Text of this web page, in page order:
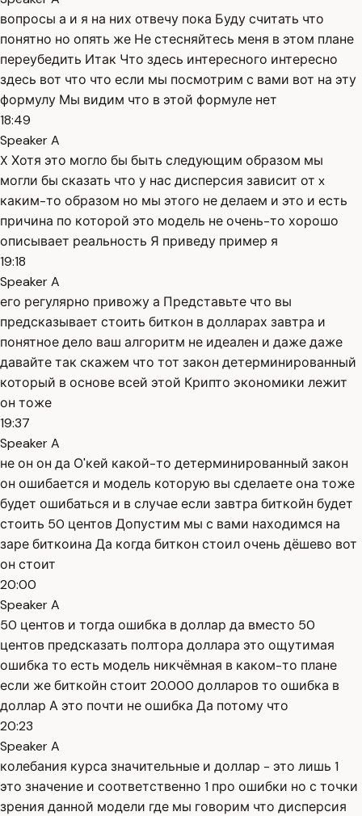
вопросы а и я на них отвечу пока Буду считать что
понятно но опять же Не стесняйтесь меня в этом плане
переубедить Итак Что здесь интересного интересно
здесь вот что что если мы посмотрим с вами вот на эту
формулу Мы видим что в этой формуле нет
18:49
Speaker A
X Хотя это могло бы быть следующим образом мы
могли бы сказать что у нас дисперсия зависит от x
каким-то образом но мы этого не делаем и это и есть
причина по которой это модель не очень-то хорошо
описывает реальность Я приведу пример я
19:18
Speaker A
его регулярно привожу а Представьте что вы
предсказывает стоить биткон в долларах завтра и
понятное дело ваш алгоритм не идеален и даже даже
давайте так скажем что тот закон детерминированный
который в основе всей этой Крипто экономики лежит
он тоже
19:37
Speaker A
не он он да О'кей какой-то детерминированный закон
он ошибается и модель которую вы сделаете она тоже
будет ошибаться и в случае если завтра биткойн будет
стоить 50 центов Допустим мы с вами находимся на
заре биткоина Да когда биткон стоил очень дёшево вот
он стоит
20:00
Speaker A
50 центов и тогда ошибка в доллар да вместо 50
центов предсказать полтора доллара это ощутимая
ошибка то есть модель никчёмная в каком-то плане
если же биткойн стоит 20.000 долларов то ошибка в
доллар А это почти не ошибка Да потому что
20:23
Speaker A
колебания курса значительные и доллар - это лишь 1
это значение и соответственно 1 про ошибки но с точки
зрения данной модели где мы говорим что дисперсия